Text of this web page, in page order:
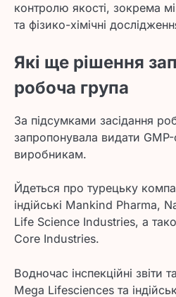
контролю якості, зокрема
та фізико-хімічні
Які ще рішення
робоча група
За підсумками засідання
запропонувала видати GMP-
виробникам.
Йдеться про турецьку
індійські Mankind Pharma,
Life Science Industries, а
Core Industries.
Водночас інспекційні звіти
Mega Lifesciences та